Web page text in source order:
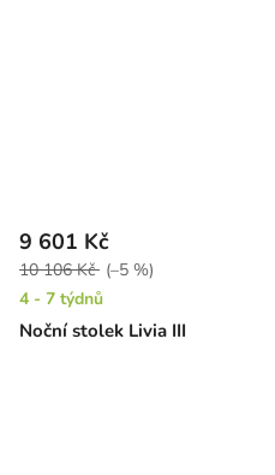
Noční stolek Livia III
9 601 Kč
10 106 Kč (–5 %)
4 - 7 týdnů